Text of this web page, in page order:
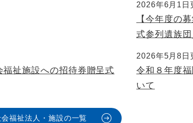
祉施設への招待券贈呈式
会福祉法人・施設の一覧
2026年6月1日
【今年度の
式参列遺族
2026年5月8日
令和８年度
いて